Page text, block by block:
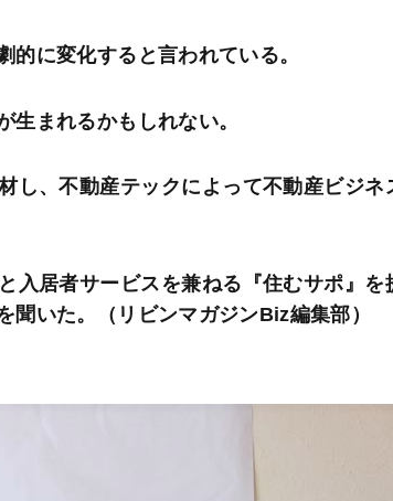
に変化すると言われている。
まれるかもしれない。
し、不動産テックによって不動産ビジネ
入居者サービスを兼ねる『住むサポ』を
いた。（リビンマガジンBiz編集部）